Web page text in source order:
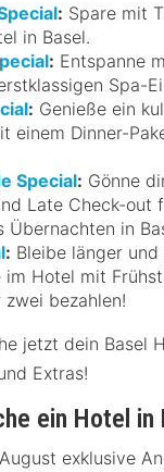
: Spare mit
in Basel.
: Entspanne
Spa-
: Genieße ein
einem Dinner-
Special: Gönne
Late Check-out
Übernachten in
: Bleibe länger
Hotel mit
zwei bezahlen!
jetzt dein Basel
Extras!
ein Hotel in
exklusive